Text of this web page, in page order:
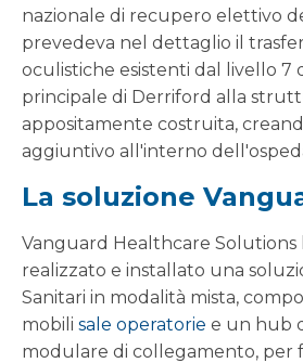
nazionale di recupero elettivo
prevedeva nel dettaglio il
oculistiche esistenti dal livello 7
principale di Derriford alla
appositamente costruita,
aggiuntivo all'interno
La soluzione
Vanguard Healthcare
realizzato e installato una
Sanitari in modalità mista,
mobili sale operatorie e un hub
modulare di collegamento, per